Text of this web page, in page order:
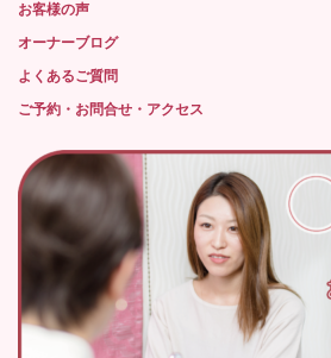
お客様の声
オーナーブログ
よくあるご質問
ご予約・お問合せ・アクセス